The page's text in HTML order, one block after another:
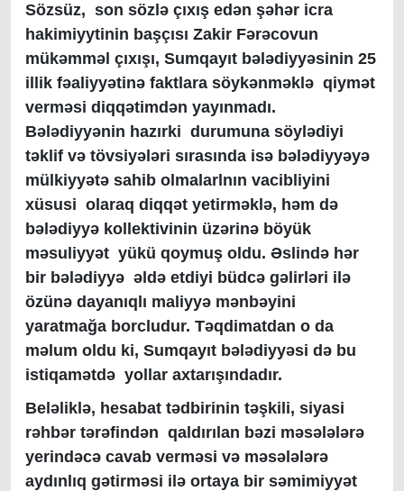
Sözsüz, son sözlə çıxış edən şəhər icra
hakimiyytinin başçısı Zakir Fərəcovun
mükəmməl çıxışı, Sumqayıt bələdiyyəsinin 25
illik fəaliyyətinə faktlara söykənməklə qiymət
verməsi diqqətimdən yayınmadı.
Bələdiyyənin hazırki durumuna söylədiyi
təklif və tövsiyələri sırasında isə bələdiyyəyə
mülkiyyətə sahib olmalarlnın vacibliyini
xüsusi olaraq diqqət yetirməklə, həm də
bələdiyyə kollektivinin üzərinə böyük
məsuliyyət yükü qoymuş oldu. Əslində hər
bir bələdiyyə əldə etdiyi büdcə gəlirləri ilə
özünə dayanıqlı maliyyə mənbəyini
yaratmağa borcludur. Təqdimatdan o da
məlum oldu ki, Sumqayıt bələdiyyəsi də bu
istiqamətdə yollar axtarışındadır.
Beləliklə, hesabat tədbirinin təşkili, siyasi
rəhbər tərəfindən qaldırılan bəzi məsələlərə
yerindəcə cavab verməsi və məsələlərə
aydınlıq gətirməsi ilə ortaya bir səmimiyyət